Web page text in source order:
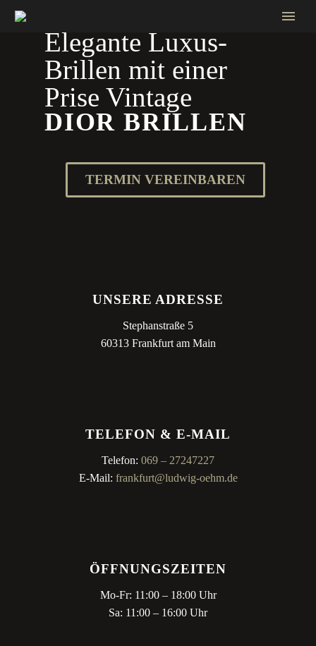
Elegante Luxus-
Brillen mit einer
Prise Vintage
DIOR BRILLEN
TERMIN VEREINBAREN
UNSERE ADRESSE
Stephanstraße 5
60313 Frankfurt am Main
TELEFON & E-MAIL
Telefon: 069 – 27247227
E-Mail: frankfurt@ludwig-oehm.de
ÖFFNUNGSZEITEN
Mo-Fr: 11:00 – 18:00 Uhr
Sa: 11:00 – 16:00 Uhr